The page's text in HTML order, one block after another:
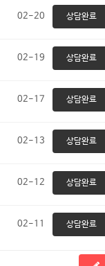
02-20 상담완료
02-19 상담완료
02-17 상담완료
02-13 상담완료
02-12 상담완료
02-11 상담완료